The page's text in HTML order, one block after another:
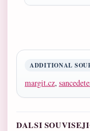
ADDITIONAL
margit.cz,
DALSI